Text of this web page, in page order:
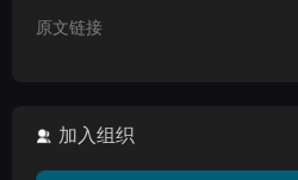
原文链接
加入组织